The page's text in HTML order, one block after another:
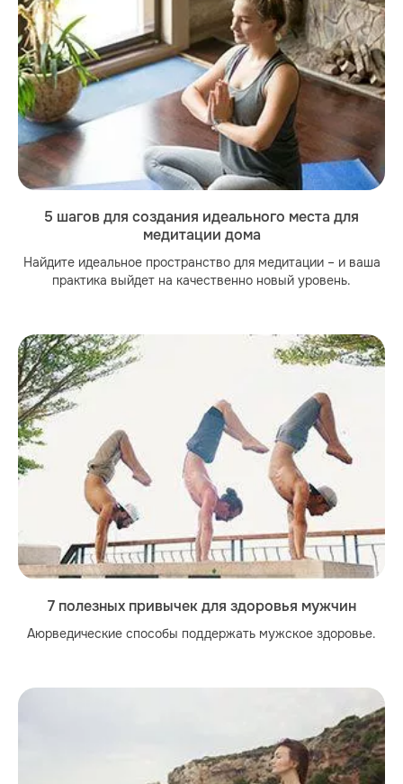
5 шагов для создания идеального места для
медитации дома
Найдите идеальное пространство для медитации – и ваша
практика выйдет на качественно новый уровень.
7 полезных привычек для здоровья мужчин
Аюрведические способы поддержать мужское здоровье.